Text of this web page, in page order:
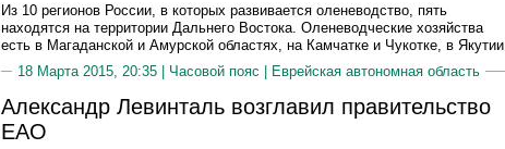
Из 10 регионов России, в которых развивается оленеводство, пять
находятся на территории Дальнего Востока. Оленеводческие хозяйства
есть в Магаданской и Амурской областях, на Камчатке и Чукотке, в Якутии.
18 Марта 2015, 20:35 | Часовой пояс Еврейская автономная область
Александр Левинталь возглавил правительство
ЕАО